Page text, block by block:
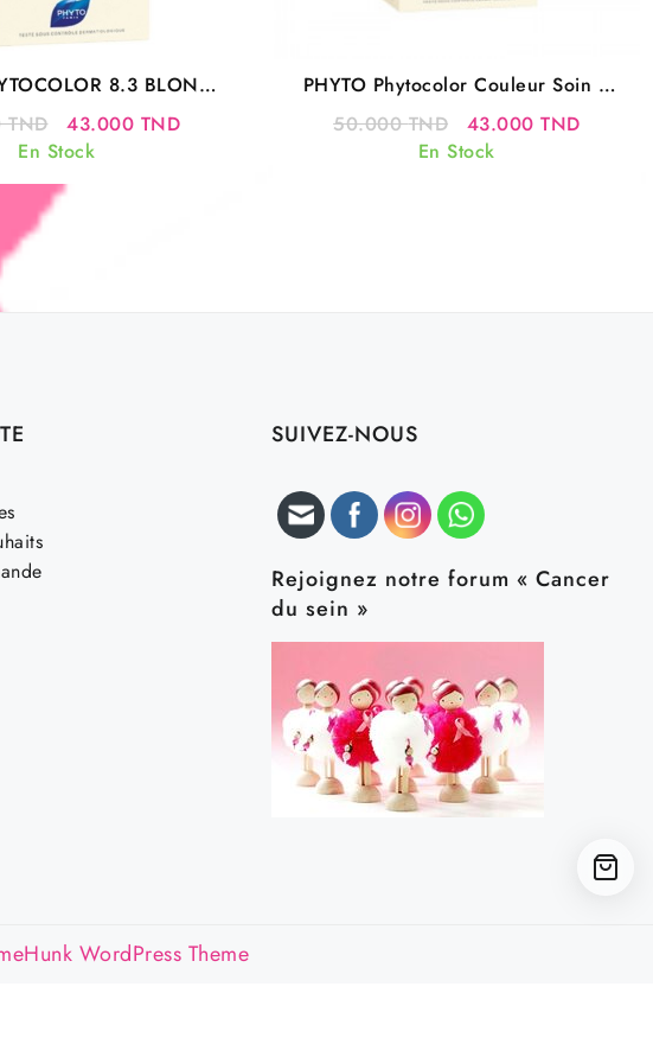
8.3 BLOND
CLAIR DORE
TND
Le
prix
initial
43.000 TNDLe
En Stock
PHYTO Phytocolor Couleur Soin 5
chatain clair
50.000TND
Le
prix
43.000TNDLe
En Stock
SUIVEZ-NOUS
Rejoignez notre forum « Cancer
du sein »
WordPress Theme